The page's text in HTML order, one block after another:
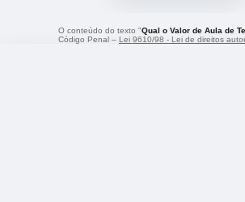
O conteúdo do texto "Qual o Valor de Aula de
Código Penal – Lei 9610/98 - Lei de direitos